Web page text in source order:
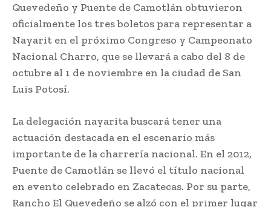
Quevedeño y Puente de Camotlán obtuvieron
oficialmente los tres boletos para representar a
Nayarit en el próximo Congreso y Campeonato
Nacional Charro, que se llevará a cabo del 8 de
octubre al 1 de noviembre en la ciudad de San
Luis Potosí.
La delegación nayarita buscará tener una
actuación destacada en el escenario más
importante de la charrería nacional. En el 2012,
Puente de Camotlán se llevó el título nacional
en evento celebrado en Zacatecas. Por su parte,
Rancho El Quevedeño se alzó con el primer lugar